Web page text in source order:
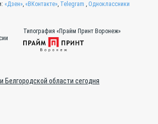
«Дзен», «ВКонтакте», Telegram , Одноклассники
Типография «Прайм Принт Воронеж»
Белгородской области сегодня